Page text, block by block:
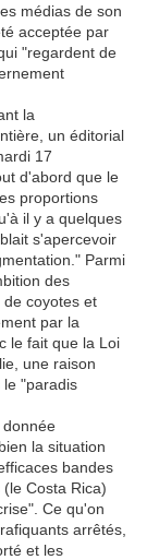
médias de son
acceptée par
"regardent de
la
un éditorial
17
d'abord que le
proportions
il y a quelques
s'apercevoir
Parmi
des
coyotes et
par la
le fait que la Loi
une raison
le "paradis
la situation
bandes
Costa Rica)
Ce qu'on
arrêtés,
et les